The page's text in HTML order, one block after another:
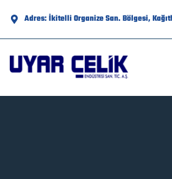
Adres: İkitelli Organize San. Bölgesi,